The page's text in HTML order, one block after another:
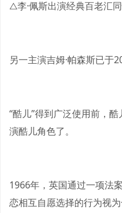
△李·佩斯出演经典百老汇
另一主演吉姆·帕森斯已于
“酷儿”得到广泛使用前，
演酷儿角色了。
1966年，英国通过一项法
恋相互自愿选择的行为视为